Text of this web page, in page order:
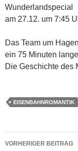
Wunderlandspecial
am 27.12. um 7:45
Das Team um
ein 75 Minuten
Die Geschichte des
EISENBAHNROMANTIK
VORHERIGER BEITRAG